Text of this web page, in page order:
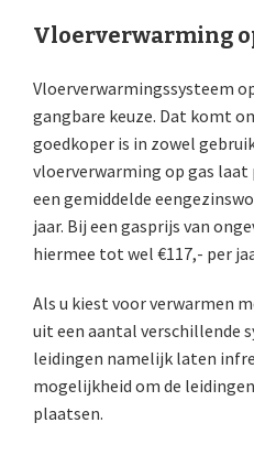
Vloerverwarming
Vloerverwarmingssysteem
gangbare keuze. Dat komt
goedkoper is in zowel
vloerverwarming op gas laat
een gemiddelde
jaar. Bij een gasprijs van
hiermee tot wel €117,- per
Als u kiest voor verwarmen
uit een aantal verschillende
leidingen namelijk laten
mogelijkheid om de
plaatsen.